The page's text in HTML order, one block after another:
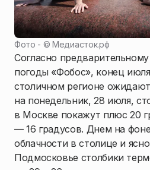
Фото - ©Медиасток.рф
Согласно
погоды «Фобос», конец
столичном регионе
на понедельник, 28 июля,
в Москве покажут плюс 20
— 16 градусов. Днем на
облачности в столице и
Подмосковье столбики